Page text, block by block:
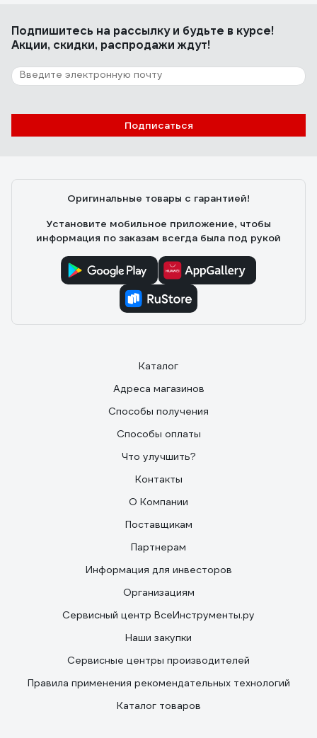
Подпишитесь на рассылкуи будьте в курсе!
Акции, скидки, распродажи ждут!
Подписаться
Оригинальные товары с гарантией!
Установите мобильное приложение, чтобы
информация по заказам всегда была под рукой
Каталог
Адреса магазинов
Способы получения
Способы оплаты
Что улучшить?
Контакты
О Компании
Поставщикам
Партнерам
Информация для инвесторов
Организациям
Сервисный центр ВсеИнструменты.ру
Наши закупки
Сервисные центры производителей
Правила применения рекомендательных технологий
Каталог товаров